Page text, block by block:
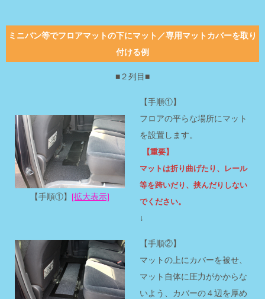
ミニバン等でフロアマットの下にマット／専用マットカバーを取り
付ける例
■２列目■
【手順①】 [拡大表示]
【手順①】
フロアの平らな場所にマット
を設置します。
【重要】
マットは折り曲げたり、レール
等を跨いだり、挟んだりしない
でください。
↓
【手順②】
マットの上にカバーを被せ、
マット自体に圧力がかからな
いよう、カバーの４辺を厚め